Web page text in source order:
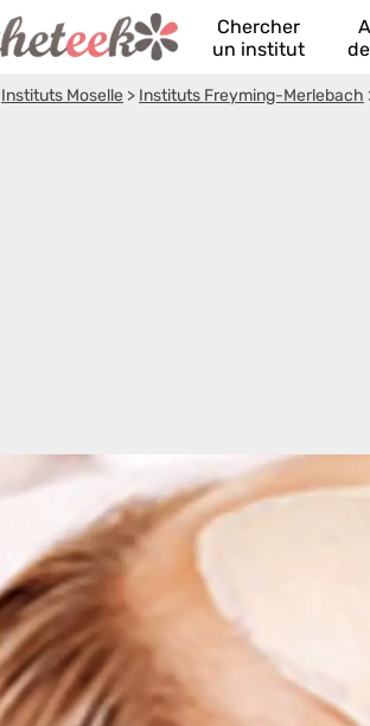
Chercher
un institut
Instituts Moselle > Instituts Freyming-Merlebach